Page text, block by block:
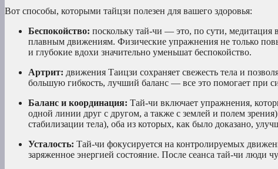
Вот способы, которыми тайцзи полезен для вашего здоровья:
Беспокойство: поскольку тай-чи — это, по сути, медитация
плавным движениям. Физические упражнения не только
и глубокие вдохи значительно уменьшат беспокойство.
Артрит: движения Тaицзи сохраняет свежесть тела и
большую гибкость, лучший баланс — все это помогает при
Баланс и координация: Тай-чи включает упражнения,
одной линии друг с другом, а также с землей и полем
стабилизации тела), оба из которых, как было доказано,
Усталость: Тай-чи фокусируется на контролируемых
заряженное энергией состояние. После сеанса тай-чи люди